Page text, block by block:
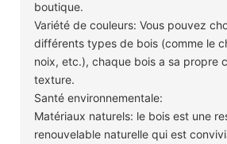
boutique.
Variété de couleurs: Vous pouvez
différents types de bois (comme le
noix, etc.), chaque bois a sa propre
texture.
Santé environnementale:
Matériaux naturels: le bois est une
renouvelable naturelle qui est